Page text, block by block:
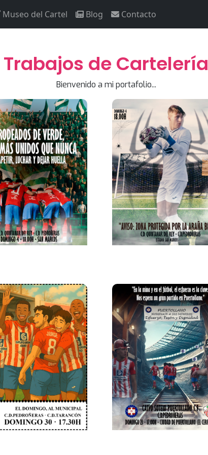
Museo del Cartel Blog Contacto
Trabajos de Cartelería
Bienvenido a mi portafolio...